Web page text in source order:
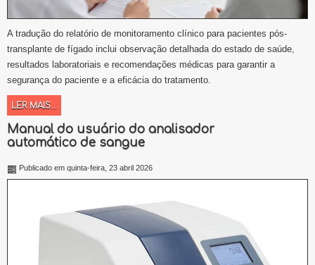
A tradução do relatório de monitoramento clínico para pacientes pós-
transplante de fígado inclui observação detalhada do estado de saúde,
resultados laboratoriais e recomendações médicas para garantir a
segurança do paciente e a eficácia do tratamento.
LER MAIS...
Manual do usuário do analisador
automático de sangue
Publicado em quinta-feira, 23 abril 2026